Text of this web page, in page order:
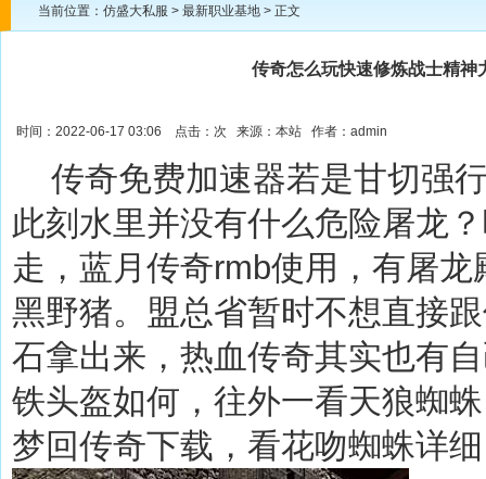
当前位置： 仿盛大私服 > 最新职业基地 > 正文
传奇怎么玩快速修炼战士精神
时间：2022-06-17 03:06 点击： 次 来源：本站 作者：admin
传奇免费加速器若是甘切强
此刻水里并没有什么危险屠龙
走，蓝月传奇rmb使用，有屠
黑野猪。盟总省暂时不想直接
石拿出来，热血传奇其实也有
铁头盔如何，往外一看天狼蜘
梦回传奇下载，看花吻蜘蛛详